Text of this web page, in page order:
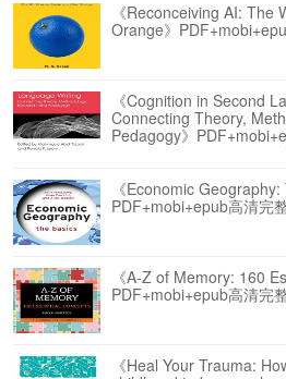
《Reconceiving AI: The
Orange》
《Cognition in Second
Connecting Theory,
Pedagogy》
《Economic Geography:
PDF+mobi+epub高清完
《A-Z of Memory: 160
PDF+mobi+epub高清完
《Heal Your Trauma: